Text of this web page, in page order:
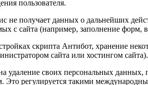
пользователя.
не получает данных о дальнейших
с сайта (например, заполнение форм,
скрипта Антибот, хранение
сайта или хостингом сайта).
удаление своих персональных
регулируется такими